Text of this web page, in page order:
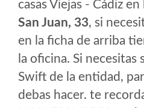
casas Viejas - Cádiz
San Juan, 33, si
en la ficha de arriba
la oficina. Si necesitas
Swift de la entidad,
debas hacer. te